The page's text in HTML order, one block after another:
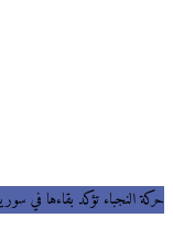
حركة النجباء تؤكد بقاءها في